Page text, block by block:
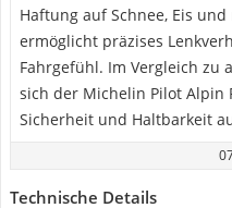
Haftung auf Schnee, Eis
ermöglicht präzises
Fahrgefühl. Im Vergleich zu
sich der Michelin Pilot Alpin
Sicherheit und Haltbarkeit
Technische Details